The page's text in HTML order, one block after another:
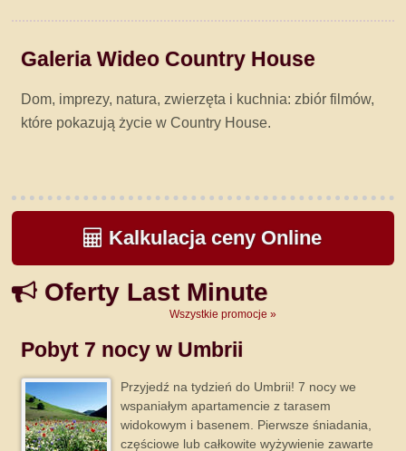
Galeria Wideo Country House
Dom, imprezy, natura, zwierzęta i kuchnia: zbiór filmów,
które pokazują życie w Country House.
Kalkulacja ceny Online
Oferty Last Minute
Wszystkie promocje »
Pobyt 7 nocy w Umbrii
Przyjedź na tydzień do Umbrii! 7 nocy we
wspaniałym apartamencie z tarasem
widokowym i basenem. Pierwsze śniadania,
częściowe lub całkowite wyżywienie zawarte